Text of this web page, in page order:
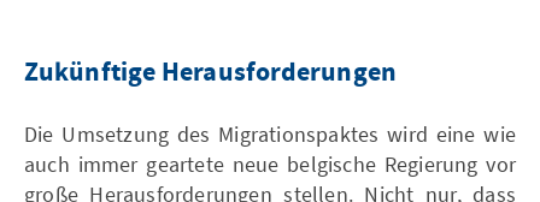
Zukünftige Herausforderungen
Die Umsetzung des Migrationspaktes wird eine wie
auch immer geartete neue belgische Regierung vor
große Herausforderungen stellen. Nicht nur, dass